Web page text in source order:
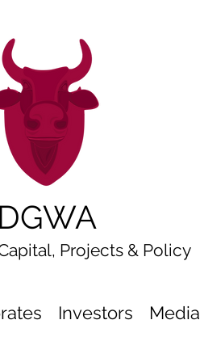
DGWA
Projects & Policy
Investors Media